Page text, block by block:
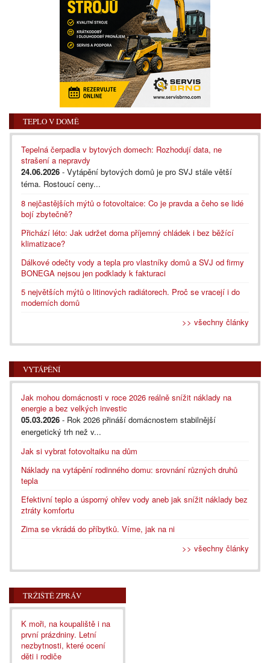
TEPLO V DOMĚ
Tepelná čerpadla v bytových domech: Rozhodují data, ne
strašení a nepravdy
24.06.2026 - Vytápění bytových domů je pro SVJ stále větší
téma. Rostoucí ceny...
8 nejčastějších mýtů o fotovoltaice: Co je pravda a čeho se lidé
bojí zbytečně?
Přichází léto: Jak udržet doma příjemný chládek i bez běžící
klimatizace?
Dálkové odečty vody a tepla pro vlastníky domů a SVJ od firmy
BONEGA nejsou jen podklady k fakturaci
5 největších mýtů o litinových radiátorech. Proč se vracejí i do
moderních domů
>> všechny články
VYTÁPĚNÍ
Jak mohou domácnosti v roce 2026 reálně snížit náklady na
energie a bez velkých investic
05.03.2026 - Rok 2026 přináší domácnostem stabilnější
energetický trh než v...
Jak si vybrat fotovoltaiku na dům
Náklady na vytápění rodinného domu: srovnání různých druhů
tepla
Efektivní teplo a úsporný ohřev vody aneb jak snížit náklady bez
ztráty komfortu
Zima se vkrádá do příbytků. Víme, jak na ni
>> všechny články
TRŽIŠTĚ ZPRÁV
K moři, na koupaliště i na
první prázdniny. Letní
nezbytnosti, které ocení
děti i rodiče